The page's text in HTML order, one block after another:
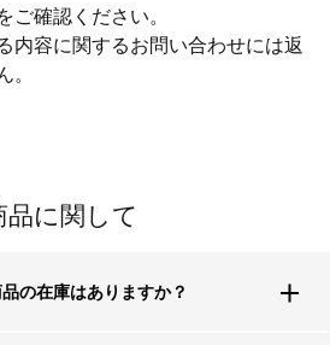
確認ください。
内容に関するお問い合わせには返
品に関して
の在庫はありますか？